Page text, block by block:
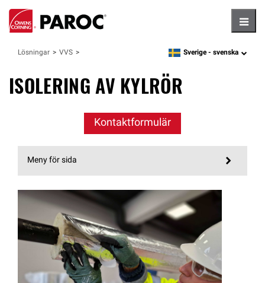
Lösningar VVS language
Sverige - svenska
ISOLERING AV KYLRÖR
Kontaktformulär
Meny för sida